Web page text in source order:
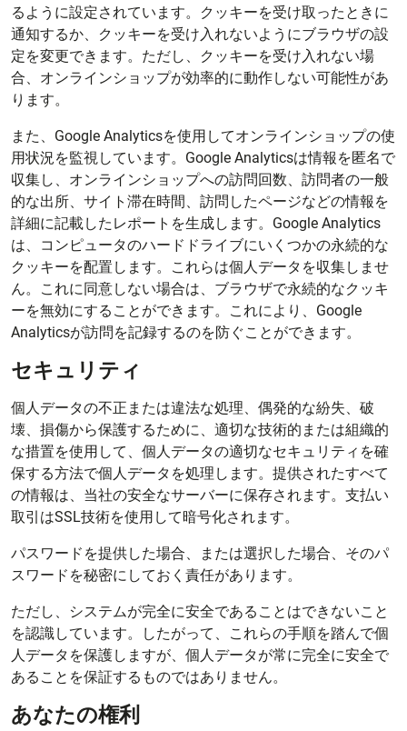
るように設定されています。クッキーを受け取ったときに
通知するか、クッキーを受け入れないようにブラウザの設
定を変更できます。ただし、クッキーを受け入れない場
合、オンラインショップが効率的に動作しない可能性があ
ります。
また、Google Analyticsを使用してオンラインショップの使
用状況を監視しています。Google Analyticsは情報を匿名で
収集し、オンラインショップへの訪問回数、訪問者の一般
的な出所、サイト滞在時間、訪問したページなどの情報を
詳細に記載したレポートを生成します。Google Analytics
は、コンピュータのハードドライブにいくつかの永続的な
クッキーを配置します。これらは個人データを収集しませ
ん。これに同意しない場合は、ブラウザで永続的なクッキ
ーを無効にすることができます。これにより、Google
Analyticsが訪問を記録するのを防ぐことができます。
セキュリティ
個人データの不正または違法な処理、偶発的な紛失、破
壊、損傷から保護するために、適切な技術的または組織的
な措置を使用して、個人データの適切なセキュリティを確
保する方法で個人データを処理します。提供されたすべて
の情報は、当社の安全なサーバーに保存されます。支払い
取引はSSL技術を使用して暗号化されます。
パスワードを提供した場合、または選択した場合、そのパ
スワードを秘密にしておく責任があります。
ただし、システムが完全に安全であることはできないこと
を認識しています。したがって、これらの手順を踏んで個
人データを保護しますが、個人データが常に完全に安全で
あることを保証するものではありません。
あなたの権利